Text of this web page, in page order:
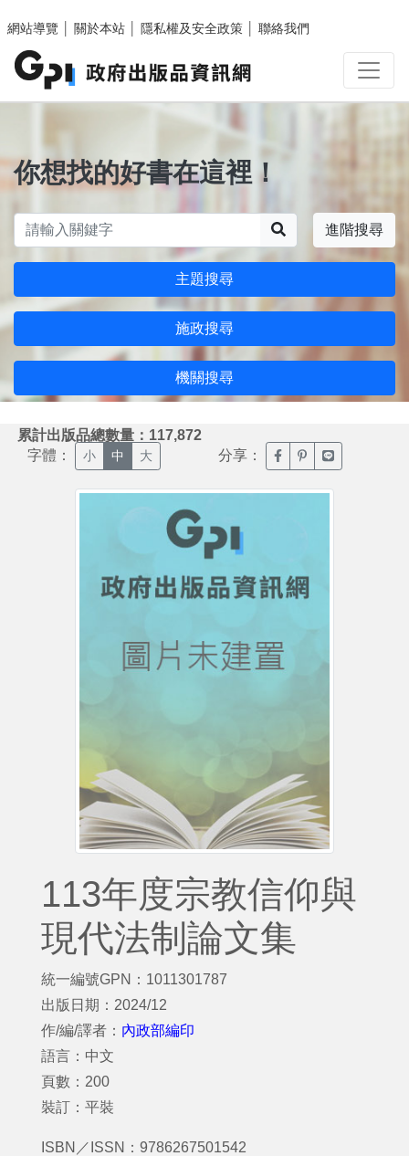
網站導覽
關於本站 隱私權及安全政策 聯絡我們
你想找的好書在這裡！
進階搜尋
主題搜尋
施政搜尋
機關搜尋
累計出版品總數量：117,872
字體： 小 中 大 分享： 臉書分享(另開新視窗)
噗浪分享(另開新
Line分享(另
113年度宗教信仰與
現代法制論文集
統一編號GPN：1011301787
出版日期：2024/12
作/編/譯者： 內政部編印
語言：中文
頁數：200
裝訂：平裝
ISBN／ISSN：9786267501542